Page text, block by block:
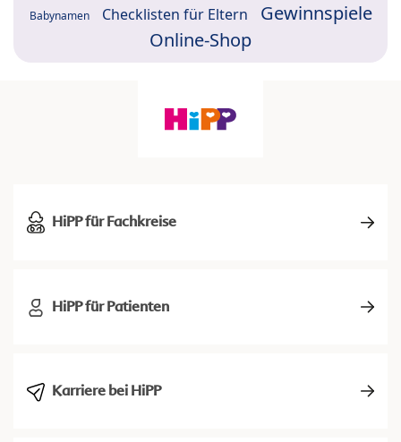
Babynamen Checklisten für Eltern
Gewinnspiele
Online-Shop
HiPP für Fachkreise
HiPP für Patienten
Karriere bei HiPP